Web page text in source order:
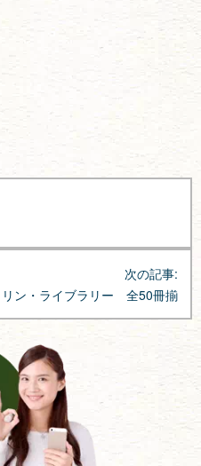
次の記事:
ン・ライブラリー 全50冊揃